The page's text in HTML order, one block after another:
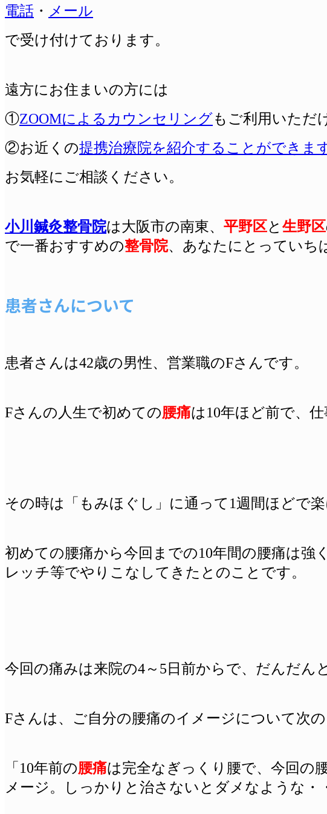
電話 ・ メール
で受け付けております。
遠方にお住まいの方には
①ZOOMによるカウンセリングもご利用いただ
②お近くの提携治療院を紹介することができま
お気軽にご相談ください。
小川鍼灸整骨院は大阪市の南東、 平野区と 生野区
で一番おすすめの整骨院、あなたにとっていち
患者さんについて
患者さんは42歳の男性、営業職のFさんです。
Fさんの人生で初めての腰痛は10年ほど前で、
その時は「もみほぐし」に通って1週間ほどで楽
初めての腰痛から今回までの10年間の腰痛は
レッチ等でやりこなしてきたとのことです。
今回の痛みは来院の4～5日前からで、だんだん
Fさんは、ご自分の腰痛のイメージについて次
「10年前の腰痛は完全なぎっくり腰で、今回の
メージ。しっかりと治さないとダメなような・